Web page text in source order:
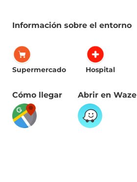
Información sobre el entorno
Supermercado Hospital
Cómo llegar Abrir en Waze